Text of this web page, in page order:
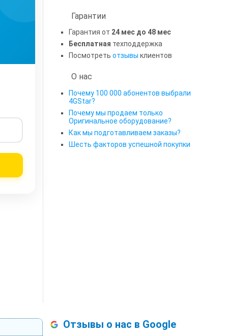
Гарантии
Гарантия от 24 мес до 48 мес
Бесплатная техподдержка
Посмотреть отзывы клиентов
О нас
Почему 100 000 абонентов выбрали
4GStar?
Почему мы продаем только
Оригинальное оборудование?
Как мы подготавливаем заказы?
Шесть факторов успешной покупки
Отзывы о нас в Google